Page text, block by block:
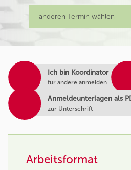
Arbeitsformat
Ich bin Koordinator
für andere anmelden
Anmeldeunterlagen als
zur Unterschrift